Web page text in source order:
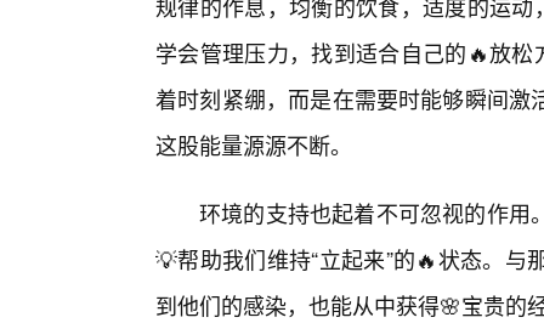
学会管理压力，找到适合自己的🔥放
着时刻紧绷，而是在需要时能够瞬间
这股能量源源不断。
环境的支持也起着不可忽视的作用
💡帮助我们维持“立起来”的🔥状态。
到他们的感染，也能从中获得🌸宝贵的